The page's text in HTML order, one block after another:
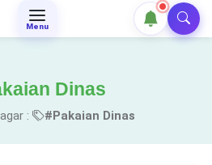
Menu
Dinas
: #Pakaian Dinas